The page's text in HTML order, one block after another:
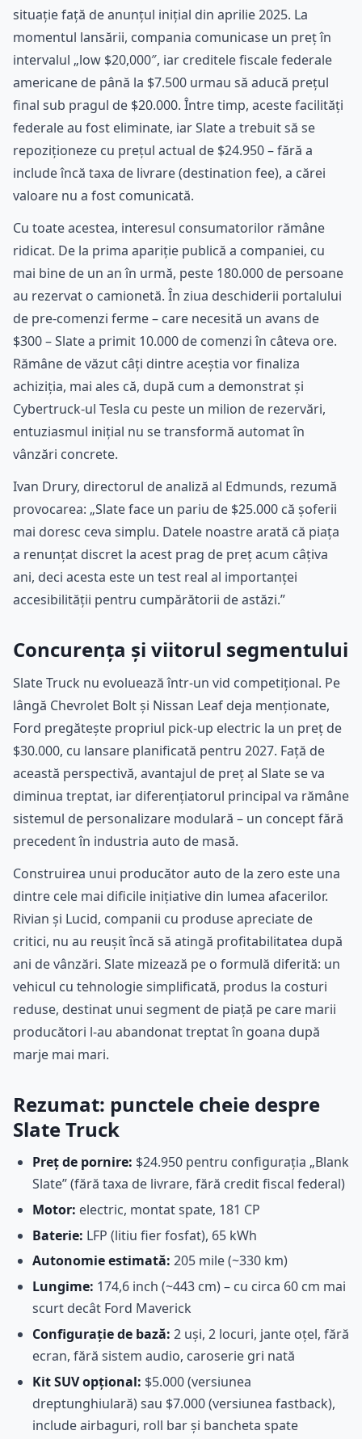
situație față de anunțul inițial din aprilie 2025. La
momentul lansării, compania comunicase un preț în
intervalul „low $20,000″, iar creditele fiscale federale
americane de până la $7.500 urmau să aducă prețul
final sub pragul de $20.000. Între timp, aceste facilități
federale au fost eliminate, iar Slate a trebuit să se
repoziționeze cu prețul actual de $24.950 – fără a
include încă taxa de livrare (destination fee), a cărei
valoare nu a fost comunicată.
Cu toate acestea, interesul consumatorilor rămâne
ridicat. De la prima apariție publică a companiei, cu
mai bine de un an în urmă, peste 180.000 de persoane
au rezervat o camionetă. În ziua deschiderii portalului
de pre-comenzi ferme – care necesită un avans de
$300 – Slate a primit 10.000 de comenzi în câteva ore.
Rămâne de văzut câți dintre aceștia vor finaliza
achiziția, mai ales că, după cum a demonstrat și
Cybertruck-ul Tesla cu peste un milion de rezervări,
entuziasmul inițial nu se transformă automat în
vânzări concrete.
Ivan Drury, directorul de analiză al Edmunds, rezumă
provocarea: „Slate face un pariu de $25.000 că șoferii
mai doresc ceva simplu. Datele noastre arată că piața
a renunțat discret la acest prag de preț acum câțiva
ani, deci acesta este un test real al importanței
accesibilității pentru cumpărătorii de astăzi.”
Concurența și viitorul segmentului
Slate Truck nu evoluează într-un vid competițional. Pe
lângă Chevrolet Bolt și Nissan Leaf deja menționate,
Ford pregătește propriul pick-up electric la un preț de
$30.000, cu lansare planificată pentru 2027. Față de
această perspectivă, avantajul de preț al Slate se va
diminua treptat, iar diferențiatorul principal va rămâne
sistemul de personalizare modulară – un concept fără
precedent în industria auto de masă.
Construirea unui producător auto de la zero este una
dintre cele mai dificile inițiative din lumea afacerilor.
Rivian și Lucid, companii cu produse apreciate de
critici, nu au reușit încă să atingă profitabilitatea după
ani de vânzări. Slate mizează pe o formulă diferită: un
vehicul cu tehnologie simplificată, produs la costuri
reduse, destinat unui segment de piață pe care marii
producători l-au abandonat treptat în goana după
marje mai mari.
Rezumat: punctele cheie despre
Slate Truck
Preț de pornire: $24.950 pentru configurația „Blank
Slate” (fără taxa de livrare, fără credit fiscal federal)
Motor: electric, montat spate, 181 CP
Baterie: LFP (litiu fier fosfat), 65 kWh
Autonomie estimată: 205 mile (~330 km)
Lungime: 174,6 inch (~443 cm) – cu circa 60 cm mai
scurt decât Ford Maverick
Configurație de bază: 2 uși, 2 locuri, jante oțel, fără
ecran, fără sistem audio, caroserie gri nată
Kit SUV opțional: $5.000 (versiunea
dreptunghiulară) sau $7.000 (versiunea fastback),
include airbaguri, roll bar și bancheta spate